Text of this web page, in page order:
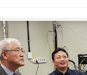
, 대형산불 등 긴급 기
이내 현장이동 관측
추가하여 기후변화